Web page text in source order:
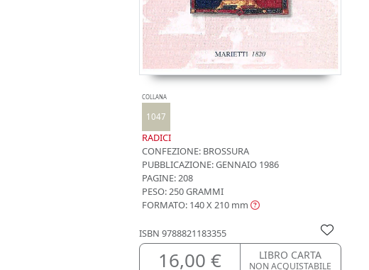
COLLANA
1047
RADICI
CONFEZIONE: BROSSURA
PUBBLICAZIONE:GENNAIO 1986
PAGINE: 208
PESO: 250 GRAMMI
FORMATO: 140 X 210 mm
ISBN 9788821183355
16,00 € LIBRO CARTA
NON ACQUISTABILE